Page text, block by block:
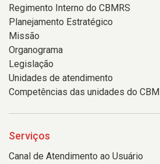
Regimento Interno do CBMRS
Planejamento Estratégico
Missão
Organograma
Legislação
Unidades de atendimento
Competências das unidades do CBM
Serviços
Canal de Atendimento ao Usuário